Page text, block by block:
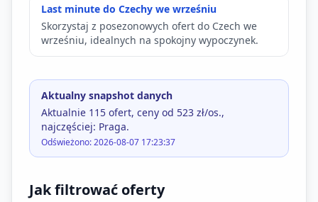
Last minute do Czechy we wrześniu
Skorzystaj z posezonowych ofert do Czech we
wrześniu, idealnych na spokojny wypoczynek.
Aktualny snapshot danych
Aktualnie 115 ofert, ceny od 523 zł/os.,
najczęściej: Praga.
Odświeżono: 2026-08-07 17:23:37
Jak filtrować oferty